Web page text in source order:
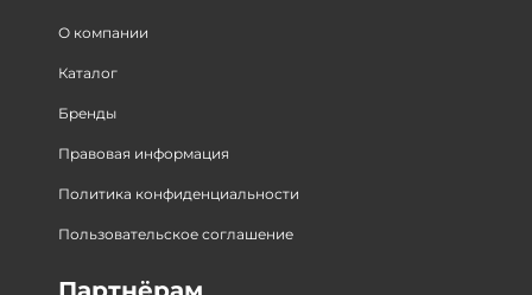
О компании
Каталог
Бренды
Правовая информация
Политика конфиденциальности
Пользовательское соглашение